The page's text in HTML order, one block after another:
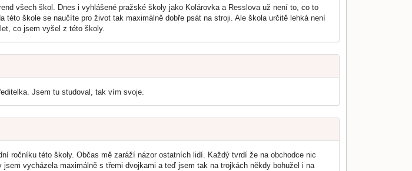
všech škol. Dnes i vyhlášené pražské školy jako Kolárovka a Resslova už není to, co to
této škole se naučíte pro život tak maximálně dobře psát na stroji. Ale škola určitě lehká není
co jsem vyšel z této školy.
Jsem tu studoval, tak vím svoje.
ročníku této školy. Občas mě zaráží názor ostatních lidí. Každý tvrdí že na obchodce nic
vycházela maximálně s třemi dvojkami a teď jsem tak na trojkách někdy bohužel i na